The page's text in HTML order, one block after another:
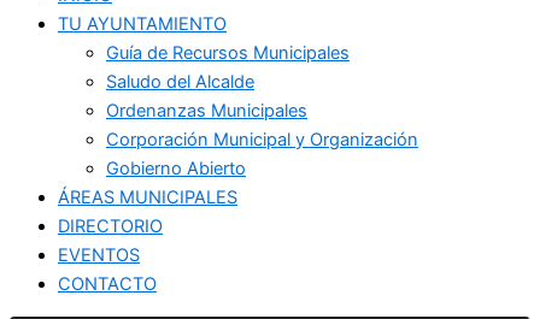
TU AYUNTAMIENTO
Guía de Recursos Municipales
Saludo del Alcalde
Ordenanzas Municipales
Corporación Municipal y Organización
Gobierno Abierto
ÁREAS MUNICIPALES
DIRECTORIO
EVENTOS
CONTACTO